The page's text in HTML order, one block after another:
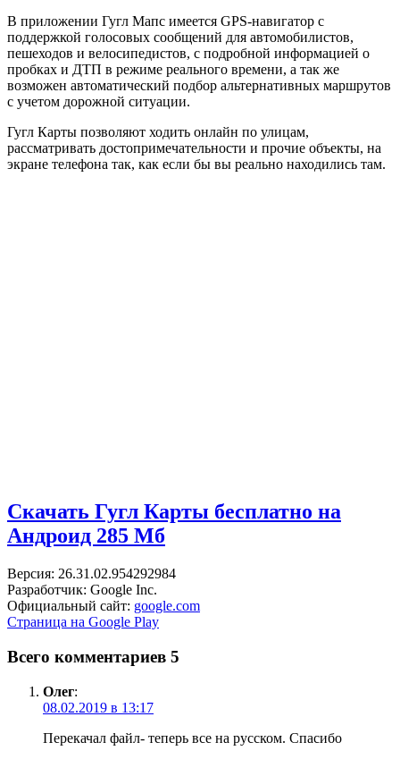
В приложении Гугл Мапс имеется GPS-навигатор c
поддержкой голосовых сообщений для автомобилистов,
пешеходов и велосипедистов, с подробной информацией о
пробках и ДТП в режиме реального времени, а так же
возможен автоматический подбор альтернативных маршрутов
с учетом дорожной ситуации.
Гугл Карты позволяют ходить онлайн по улицам,
рассматривать достопримечательности и прочие объекты, на
экране телефона так, как если бы вы реально находились там.
Скачать Гугл Карты бесплатно на
Андроид 285 Мб
Версия: 26.31.02.954292984
Разработчик: Google Inc.
Официальный сайт: google.com
Страница на Google Play
Всего комментариев 5
Олег:
08.02.2019 в 13:17
Перекачал файл- теперь все на русском. Спасибо